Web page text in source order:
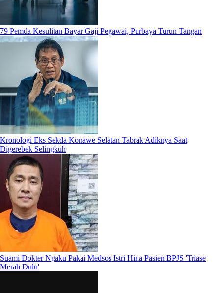
79 Pemda Kesulitan Bayar Gaji Pegawai, Purbaya Turun Tangan
Kronologi Eks Sekda Konawe Selatan Tabrak Adiknya Saat
Digerebek Selingkuh
Suami Dokter Ngaku Pakai Medsos Istri Hina Pasien BPJS 'Triase
Merah Dulu'